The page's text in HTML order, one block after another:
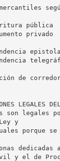
pública
privado
de
LEGALES DEL
son legales
y
porque
dedicadas
y el de